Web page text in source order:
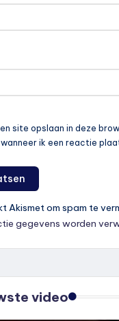
site opslaan in deze
ik een reactie
Akismet om spam te
gegevens worden
video